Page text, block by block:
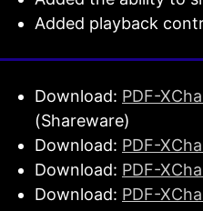
Added playback
Download: PDF-
(Shareware)
Download: PDF-
Download: PDF-
Download: PDF-